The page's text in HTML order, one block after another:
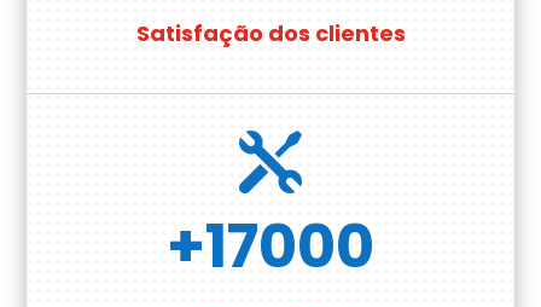
Satisfação dos clientes

+17000